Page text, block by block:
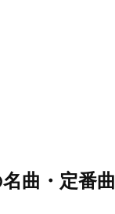
曲・定番曲